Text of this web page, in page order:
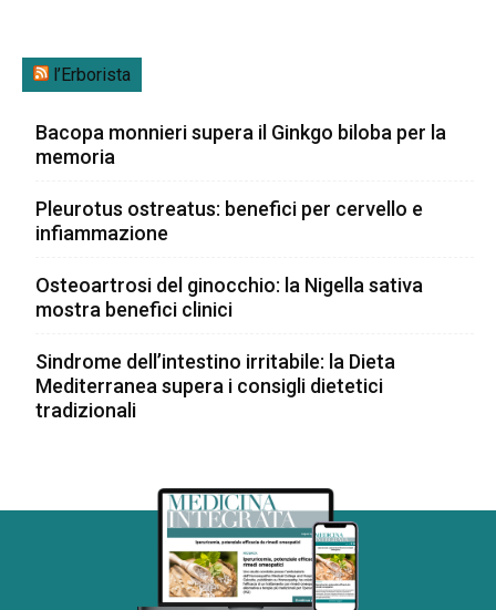
l’Erborista
Bacopa monnieri supera il Ginkgo biloba per la
memoria
Pleurotus ostreatus: benefici per cervello e
infiammazione
Osteoartrosi del ginocchio: la Nigella sativa
mostra benefici clinici
Sindrome dell’intestino irritabile: la Dieta
Mediterranea supera i consigli dietetici
tradizionali